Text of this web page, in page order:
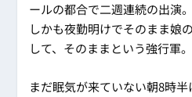
ールの都合で二週連続の出演。
しかも夜勤明けでそのまま娘
して、そのままという強行軍。
まだ眠気が来ていない朝8時半